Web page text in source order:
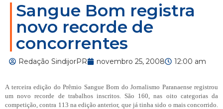
Sangue Bom registra
novo recorde de
concorrentes
Redação SindijorPR novembro 25, 2008 12:00 am
A terceira edição do Prêmio Sangue Bom do Jornalismo Paranaense registrou
um novo recorde de trabalhos inscritos. São 160, nas oito categorias da
competição, contra 113 na edição anterior, que já tinha sido o mais concorrido.